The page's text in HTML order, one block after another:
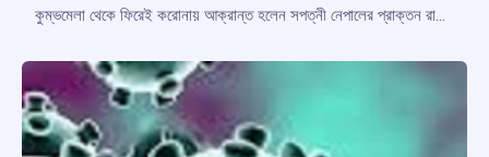
কুম্ভমেলা থেকে ফিরেই করোনায় আক্রান্ত হলেন সপত্নী নেপালের প্রাক্তন রাজা জ্ঞানেন্দ্র শাহ